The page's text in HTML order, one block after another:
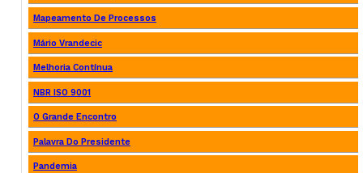
Mapeamento De Processos
Mário Vrandecic
Melhoria Contínua
NBR ISO 9001
O Grande Encontro
Palavra Do Presidente
Pandemia